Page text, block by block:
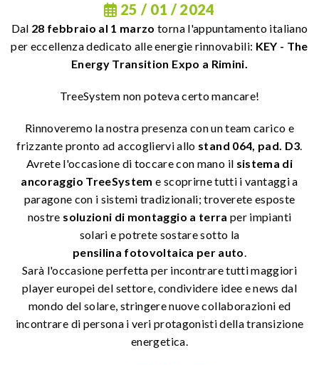
25 / 01 / 2024
Dal 28 febbraio al 1 marzo torna l'appuntamento italiano
per eccellenza dedicato alle energie rinnovabili: KEY - The
Energy Transition Expo a Rimini.
TreeSystem non poteva certo mancare!
Rinnoveremo la nostra presenza con un team carico e
frizzante pronto ad accogliervi allo stand 064, pad. D3.
Avrete l'occasione di toccare con mano il sistema di
ancoraggio TreeSystem e scoprirne tutti i vantaggi a
paragone con i sistemi tradizionali; troverete esposte
nostre soluzioni di montaggio a terra per impianti
solari e potrete sostare sotto la
pensilina fotovoltaica per auto.
Sarà l'occasione perfetta per incontrare tutti maggiori
player europei del settore, condividere idee e news dal
mondo del solare, stringere nuove collaborazioni ed
incontrare di persona i veri protagonisti della transizione
energetica.